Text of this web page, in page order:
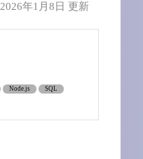
2026年1月8日 更新
Node.js
SQL